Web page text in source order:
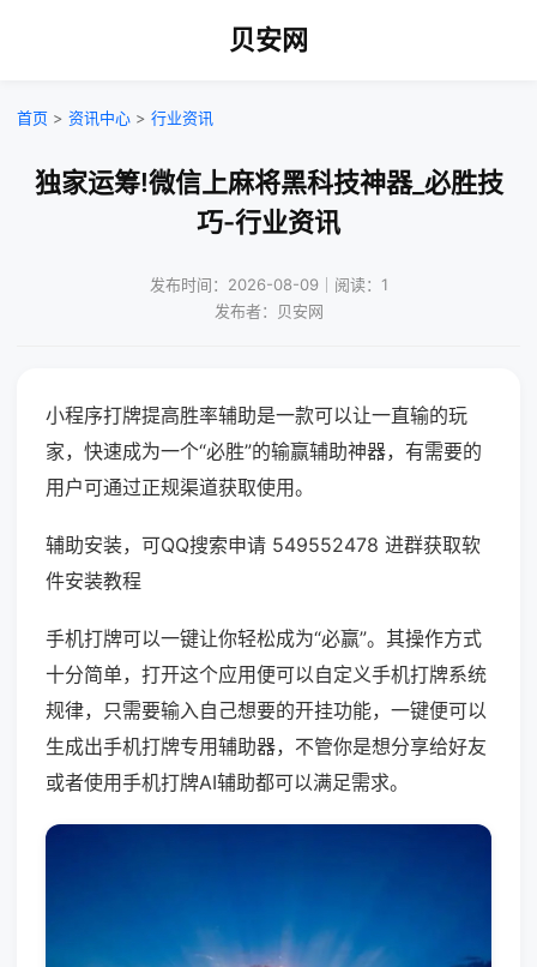
贝安网
首页 > 资讯中心 > 行业资讯
独家运筹!微信上麻将黑科技神器_必胜技
巧-行业资讯
发布时间：2026-08-09｜阅读：1
发布者：贝安网
小程序打牌提高胜率辅助是一款可以让一直输的玩
家，快速成为一个“必胜”的输赢辅助神器，有需要的
用户可通过正规渠道获取使用。
辅助安装，可QQ搜索申请 549552478 进群获取软
件安装教程
手机打牌可以一键让你轻松成为“必赢”。其操作方式
十分简单，打开这个应用便可以自定义手机打牌系统
规律，只需要输入自己想要的开挂功能，一键便可以
生成出手机打牌专用辅助器，不管你是想分享给好友
或者使用手机打牌AI辅助都可以满足需求。